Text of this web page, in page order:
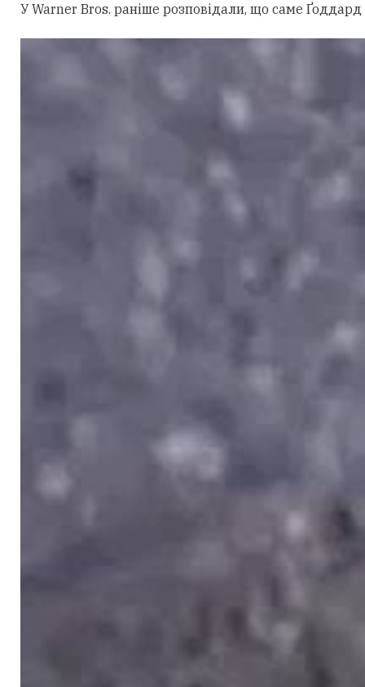
У Warner Bros. раніше розповідали, що саме